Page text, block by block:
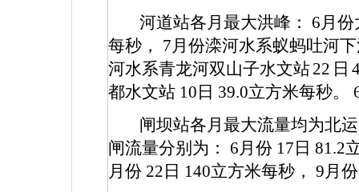
河道站各月最大洪峰： 6月
每秒， 7月份滦河水系蚁蚂吐河
河水系青龙河双山子水文站22 日
都水文站 10 日 39.0立方米每秒。
闸坝站各月最大流量均为北
闸流量分别为： 6月份 17 日 81.2
月份 22 日 140立方米每秒， 9月